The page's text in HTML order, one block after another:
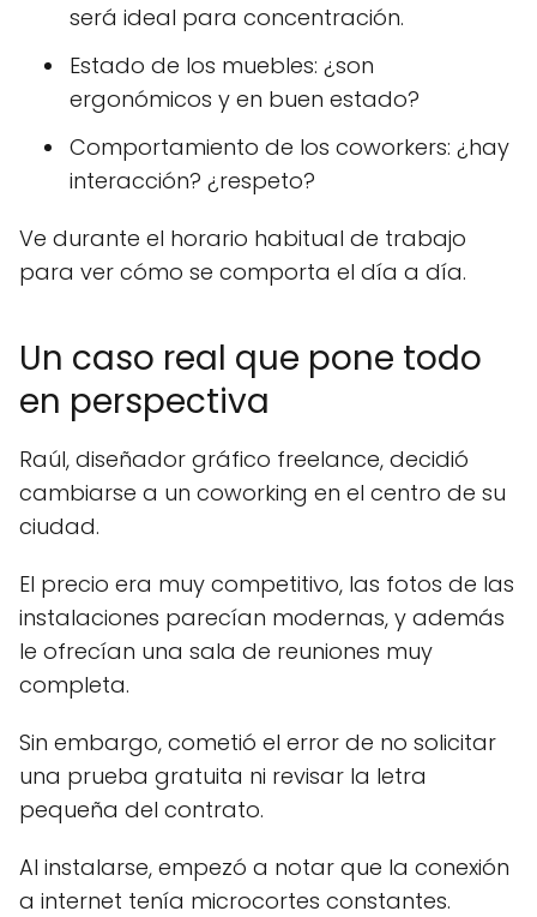
será ideal para concentración.
Estado de los muebles: ¿son
ergonómicos y en buen estado?
Comportamiento de los coworkers: ¿hay
interacción? ¿respeto?
Ve durante el horario habitual de trabajo
para ver cómo se comporta el día a día.
Un caso real que pone todo
en perspectiva
Raúl, diseñador gráfico freelance, decidió
cambiarse a un coworking en el centro de su
ciudad.
El precio era muy competitivo, las fotos de las
instalaciones parecían modernas, y además
le ofrecían una sala de reuniones muy
completa.
Sin embargo, cometió el error de no solicitar
una prueba gratuita ni revisar la letra
pequeña del contrato.
Al instalarse, empezó a notar que la conexión
a internet tenía microcortes constantes.